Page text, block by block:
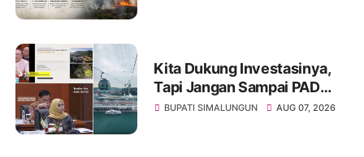
Kita Dukung Investasinya,
Tapi Jangan Sampai PAD
Simalungun yang Jadi
BUPATI SIMALUNGUN AUG 07, 2026